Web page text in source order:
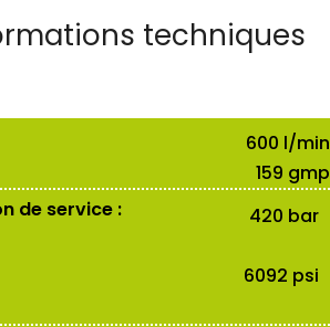
techniques
600 l/min
159 gmp
de service :
420 bar
6092 psi